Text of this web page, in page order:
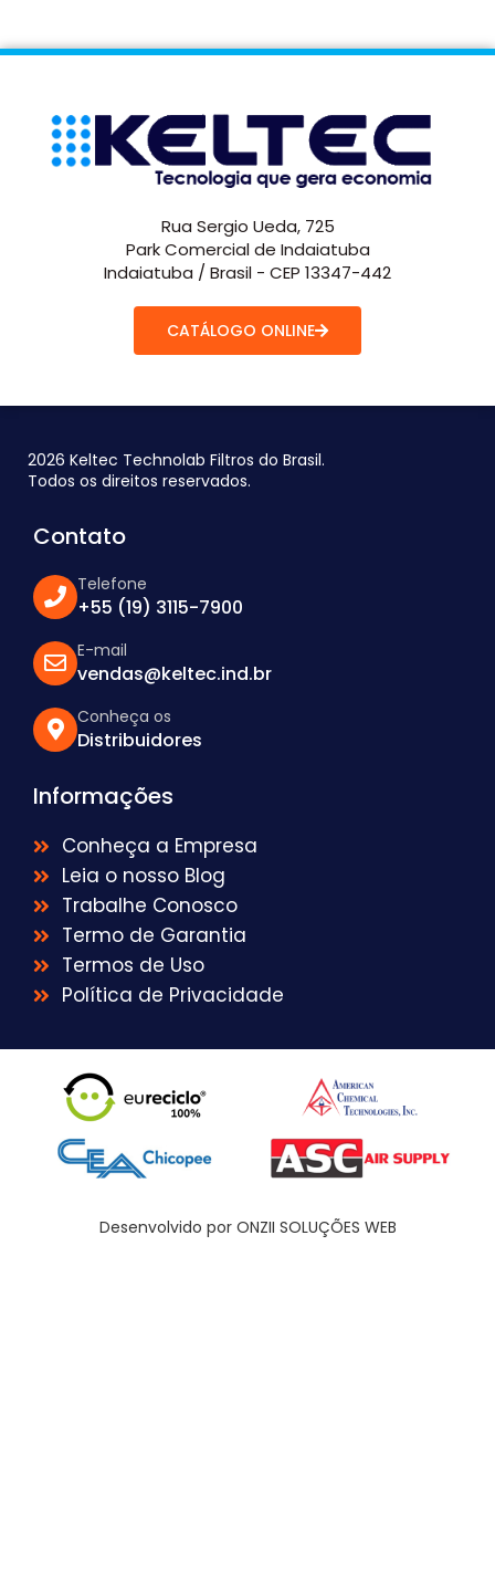
Rua Sergio Ueda, 725
Park Comercial de Indaiatuba
Indaiatuba / Brasil - CEP 13347-442
CATÁLOGO ONLINE
2026 Keltec Technolab Filtros do Brasil.
Todos os direitos reservados.
Contato
Telefone
+55 (19) 3115-7900
E-mail
vendas@keltec.ind.br
Conheça os
Distribuidores
Informações
Conheça a Empresa
Leia o nosso Blog
Trabalhe Conosco
Termo de Garantia
Termos de Uso
Política de Privacidade
Desenvolvido por ONZII SOLUÇÕES WEB